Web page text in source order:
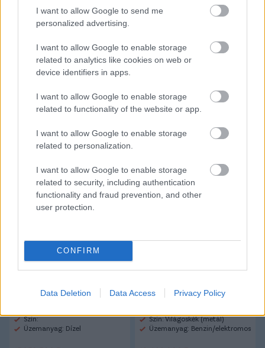
I want to allow Google to send me
personalized advertising.
I want to allow Google to enable storage
related to analytics like cookies on web or
device identifiers in apps.
I want to allow Google to enable storage
related to functionality of the website or app.
I want to allow Google to enable storage
related to personalization.
I want to allow Google to enable storage
related to security, including authentication
functionality and fraud prevention, and other
user protection.
CONFIRM
Data Deletion Data Access Privacy Policy
Itt állíthatod be, hogy a Csakfoci az elsők
között legyen a Google-találatokban
Tetszett a cikk? Megosztanád?
CÍMKÉK: #MAGYAR FOCI #NB I #HONVÉD
FERENC
#EDZŐVÁLTÁS
Autópiac
Szín:
Üzemanyag: Dízel
Szín: Világoskék (metál)
Üzemanyag: Benzin/elektromos